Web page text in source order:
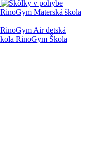
Materská škola
RinoGym Air detská
Škola